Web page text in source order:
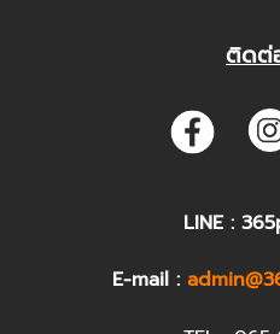
ติดต่
LINE :
E-mail :